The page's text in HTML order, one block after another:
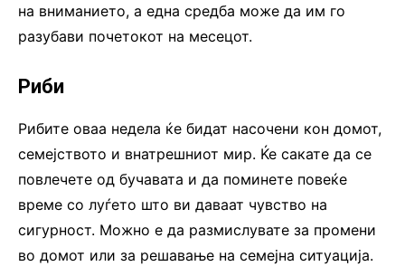
на вниманието, а една средба може да им го
разубави почетокот на месецот.
Риби
Рибите оваа недела ќе бидат насочени кон домот,
семејството и внатрешниот мир. Ќе сакате да се
повлечете од бучавата и да поминете повеќе
време со луѓето што ви даваат чувство на
сигурност. Можно е да размислувате за промени
во домот или за решавање на семејна ситуација.